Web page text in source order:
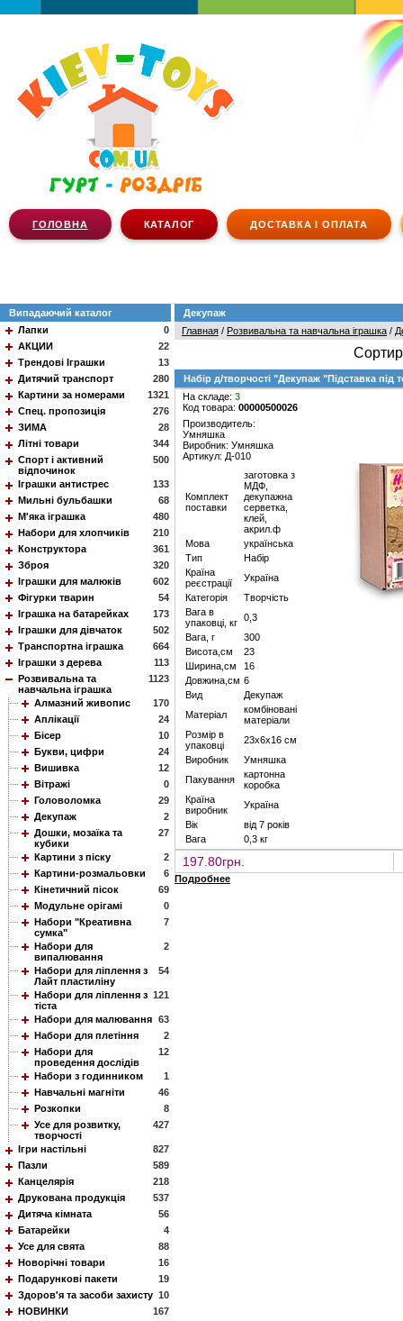
ГОЛОВНА КАТАЛОГ ДОСТАВКА І ОПЛАТА
Випадаючий каталог
0
Лапки
22
АКЦИИ
13
Трендові Іграшки
280
Дитячий транспорт
1321
Картини за номерами
276
Спец. пропозиція
28
ЗИМА
344
Літні товари
500
Спорт і активний
відпочинок
133
Іграшки антистрес
68
Мильні бульбашки
480
М'яка іграшка
210
Набори для хлопчиків
361
Конструктора
320
Зброя
602
Іграшки для малюків
54
Фігурки тварин
173
Іграшка на батарейках
502
Іграшки для дівчаток
664
Транспортна іграшка
113
Іграшки з дерева
1123
Розвивальна та
навчальна іграшка
170
Алмазний живопис
24
Аплікації
10
Бісер
24
Букви, цифри
12
Вишивка
0
Вітражі
29
Головоломка
2
Декупаж
27
Дошки, мозаїка та
кубики
2
Картини з піску
6
Картини-розмальовки
69
Кінетичний пісок
0
Модульне орігамі
7
Набори "Креативна
сумка"
2
Набори для
випалювання
54
Набори для ліплення з
Лайт пластиліну
121
Набори для ліплення з
тіста
63
Набори для малювання
2
Набори для плетіння
12
Набори для
проведення дослідів
1
Набори з годинником
46
Навчальні магніти
8
Розкопки
427
Усе для розвитку,
творчості
827
Ігри настільні
589
Пазли
218
Канцелярія
537
Друкована продукція
56
Дитяча кімната
4
Батарейки
88
Усе для свята
16
Новорічні товари
19
Подарункові пакети
10
Здоров'я та засоби захисту
167
НОВИНКИ
Декупаж
Главная / Розвивальна та навчальна іграшка /
Набір д/творчості "Декупаж "Підставка під
На складе: 3
Код товара: 00000500026
Производитель:
Умняшка
Виробник: Умняшка
Артикул: Д-010
Комплект
поставки
заготовка з
МДФ,
декупажна
серветка,
клей,
акрил.ф
Мова
українська
Тип
Набір
Країна
реєстрації
Україна
Категорія
Творчість
Вага в
упаковці, кг 0,3
Вага, г
300
Висота,см
23
Ширина,см
16
Довжина,см 6
Вид
Декупаж
Матеріал
комбіновані
матеріали
Розмір в
упаковці
23х6х16 см
Виробник
Умняшка
Пакування
картонна
коробка
Країна
виробник
Україна
Вік
від 7 років
Вага
0,3 кг
197.80грн.
Подробнее